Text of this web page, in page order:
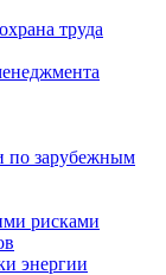
труда
по зарубежным
рисками
энергии